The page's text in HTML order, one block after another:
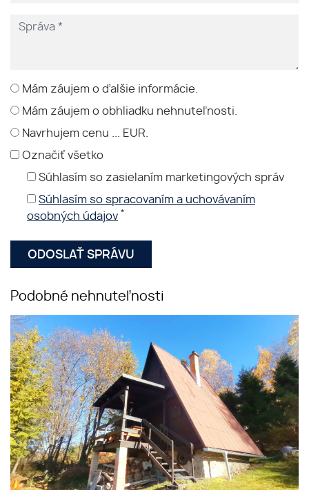
Mám záujem o ďalšie informácie.
Mám záujem o obhliadku nehnuteľnosti.
Navrhujem cenu ... EUR.
Označiť všetko
Súhlasím so zasielaním marketingových správ
Súhlasím so spracovaním a uchovávaním
osobných údajov *
Podobné nehnuteľnosti
Pekné prostredie!